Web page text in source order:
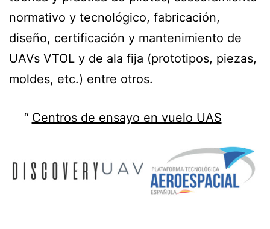
normativo y tecnológico, fabricación,
diseño, certificación y mantenimiento de
UAVs VTOL y de ala fija (prototipos, piezas,
moldes, etc.) entre otros.
Centros de ensayo en vuelo UAS